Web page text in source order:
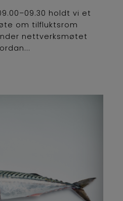
holdt vi et
om tilfluktsrom
nettverksmøtet